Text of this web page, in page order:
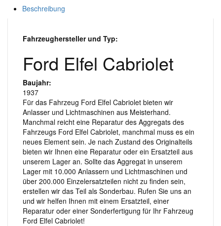
Beschreibung
Fahrzeughersteller und Typ:
Ford Elfel Cabriolet
Baujahr:
1937
Für das Fahrzeug Ford Elfel Cabriolet bieten wir
Anlasser und Lichtmaschinen aus Meisterhand.
Manchmal reicht eine Reparatur des Aggregats des
Fahrzeugs Ford Elfel Cabriolet, manchmal muss es ein
neues Element sein. Je nach Zustand des Originalteils
bieten wir Ihnen eine Reparatur oder ein Ersatzteil aus
unserem Lager an. Sollte das Aggregat in unserem
Lager mit 10.000 Anlassern und Lichtmaschinen und
über 200.000 Einzelersatzteilen nicht zu finden sein,
erstellen wir das Teil als Sonderbau. Rufen Sie uns an
und wir helfen Ihnen mit einem Ersatzteil, einer
Reparatur oder einer Sonderfertigung für Ihr Fahrzeug
Ford Elfel Cabriolet!